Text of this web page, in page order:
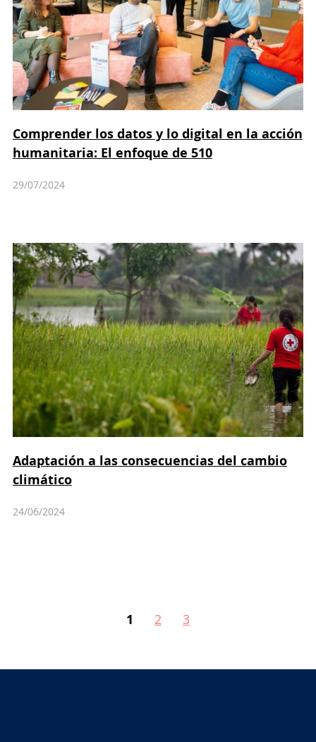
Comprender los datos y lo digital en la acción
humanitaria: El enfoque de 510
29/07/2024
Adaptación a las consecuencias del cambio
climático
24/06/2024
1 2 3